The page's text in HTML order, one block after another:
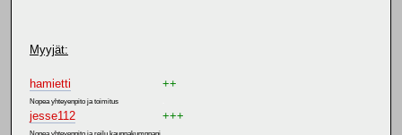
Myyjät:
hamietti
Nopea yhteyenpito ja toimitus
jesse112
++
+++